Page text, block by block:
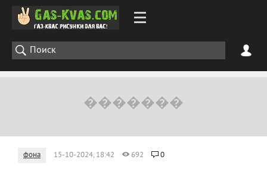
фона 15-10-2024, 18:42 692 0